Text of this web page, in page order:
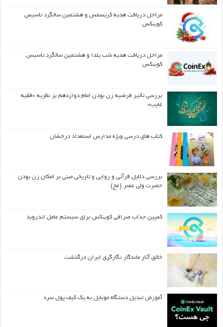
مراحل دریافت هدیه کریسمس و هشتمین سالگرد تاسیس
کوینکس
مراحل دریافت هدیه شب یلدا و هشتمین سالگرد تاسیس
کوینکس
بررسی تأثیر فرضیه زن بودن امام دوازدهم بر نظریه «فقیه
غایب»
کتاب های درسی ویژه مدارس استعداد درخشان
بررسی دلایل قرآنی و روایی و تاریخی مبنی بر امکان زن بودن
حضرت ولی عصر (عج)
کمپین جذاب صرافی کوینکس برای سیستم عامل اندروید
خالق آثار ماندگار نگارگری ایران درگذشت
آموزش تبدیل دستگاه موبایل به یک کیف‌ پول سرد